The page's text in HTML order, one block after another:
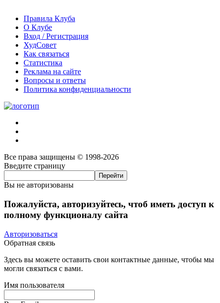
Правила Клуба
О Клубе
Вход / Регистрация
ХудСовет
Как связаться
Статистика
Реклама на сайте
Вопросы и ответы
Политика конфиденциальности
Все права защищены © 1998-2026
Введите страницу
Вы не авторизованы
Пожалуйста, авторизуйтесь, чтоб иметь доступ к
полному функционалу сайта
Авторизоваться
Обратная связь
Здесь вы можете оставить свои контактные данные, чтобы мы
могли связаться с вами.
Имя пользователя